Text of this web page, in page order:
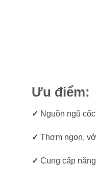
Ưu điểm:
✓ Nguồn ngũ
✓ Thơm ngon,
✓ Cung cấp